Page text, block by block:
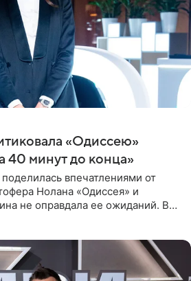
«Одиссею»
40 минут до конца»
впечатлениями от
Нолана «Одиссея» и
не оправдала ее ожиданий. В